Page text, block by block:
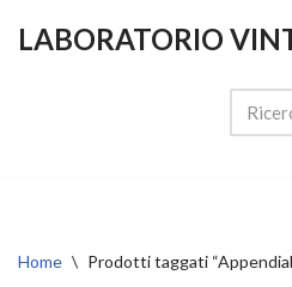
LABORATORIO
Home \ Prodotti taggati